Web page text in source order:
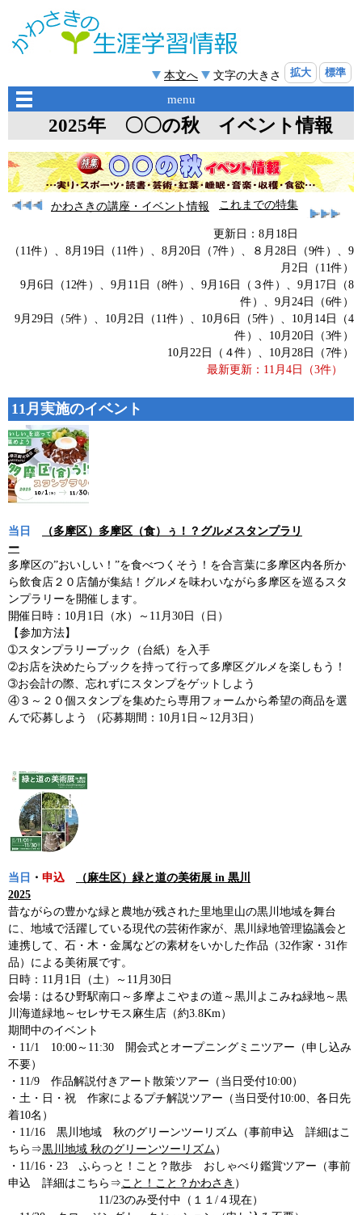
本文へ 文字の大きさ 拡大 標準
menu
2025年 〇〇の秋 イベント情報
かわさきの講座・イベント情報 これまでの特集
更新日：8月18日
（11件）、8月19日（11件）、8月20日（7件）、８月28日（9件）、9
月2日（11件）
9月6日（12件）、9月11日（8件）、9月16日（３件）、9月17日（8
件）、9月24日（6件）
9月29日（5件）、10月2日（11件）、10月6日（5件）、10月14日（4
件）、10月20日（3件）
10月22日（４件）、10月28日（7件）
最新更新：11月4日（3件）
11月実施のイベント
当日
（多摩区）多摩区（食）ぅ！？グルメスタンプラリ
ー
多摩区の”おいしい！”を食べつくそう！を合言葉に多摩区内各所か
ら飲食店２０店舗が集結！グルメを味わいながら多摩区を巡るスタ
ンプラリーを開催します。
開催日時：10月1日（水）～11月30日（日）
【参加方法】
➀スタンプラリーブック（台紙）を入手
➁お店を決めたらブックを持って行って多摩区グルメを楽しもう！
➂お会計の際、忘れずにスタンプをゲットしよう
④３～２０個スタンプを集めたら専用フォームから希望の商品を選
んで応募しよう （応募期間：10月1日～12月3日）
当日 ・ 申込
（麻生区）緑と道の美術展 in 黒川
2025
昔ながらの豊かな緑と農地が残された里地里山の黒川地域を舞台
に、地域で活躍している現代の芸術作家が、黒川緑地管理協議会と
連携して、石・木・金属などの素材をいかした作品（32作家・31作
品）による美術展です。
日時：11月1日（土）～11月30日
会場：はるひ野駅南口～多摩よこやまの道～黒川よこみね緑地～黒
川海道緑地～セレサモス麻生店（約3.8Km）
期間中のイベント
・11/1 10:00～11:30 開会式とオープニングミニツアー（申し込み
不要）
・11/9 作品解説付きアート散策ツアー（当日受付10:00）
・土・日・祝 作家によるプチ解説ツアー（当日受付10:00、各日先
着10名）
・11/16 黒川地域 秋のグリーンツーリズム（事前申込 詳細はこ
ちら⇒黒川地域 秋のグリーンツーリズム）
・11/16・23 ふらっと！こと？散歩 おしゃべり鑑賞ツアー（事前
申込 詳細はこちら⇒こと！こと？かわさき ）
11/23のみ受付中（１１/４現在）